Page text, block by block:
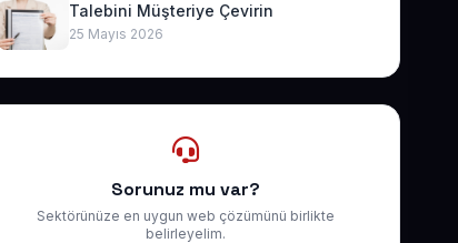
Talebini Müşteriye Çevirin
25 Mayıs 2026
Sorunuz mu var?
Sektörünüze en uygun web çözümünü birlikte
belirleyelim.